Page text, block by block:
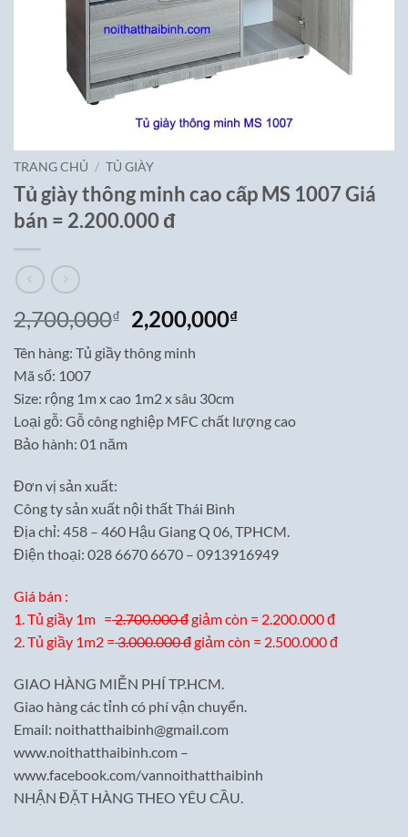
TRANG CHỦ / TỦ GIÀY
Tủ giày thông minh cao cấp MS 1007 Giá
bán = 2.200.000 đ
2,700,000₫
Giá
gốc
là:
2,200,000₫Giá
Tên hàng: Tủ giầy thông minh
Mã số: 1007
Size: rộng 1m x cao 1m2 x sâu 30cm
Loại gỗ: Gỗ công nghiệp MFC chất lượng cao
Bảo hành: 01 năm
Đơn vị sản xuất:
Công ty sản xuất nội thất Thái Bình
Địa chỉ: 458 – 460 Hậu Giang Q 06, TPHCM.
Điện thoại: 028 6670 6670 – 0913916949
Giá bán :
1. Tủ giầy 1m =2.700.000 đgiảm còn = 2.200.000 đ
2. Tủ giầy 1m2 =3.000.000 đgiảm còn = 2.500.000 đ
GIAO HÀNG MIỄN PHÍ TP.HCM.
Giao hàng các tỉnh có phí vận chuyển.
Email: noithatthaibinh@gmail.com
www.noithatthaibinh.com –
www.facebook.com/vannoithatthaibinh
NHẬN ĐẶT HÀNG THEO YÊU CẦU.